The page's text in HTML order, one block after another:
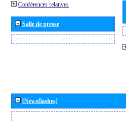
Conférences relatives
Salle de presse
[Newsflashes]